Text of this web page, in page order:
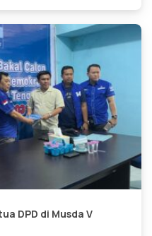
DPD di Musda V